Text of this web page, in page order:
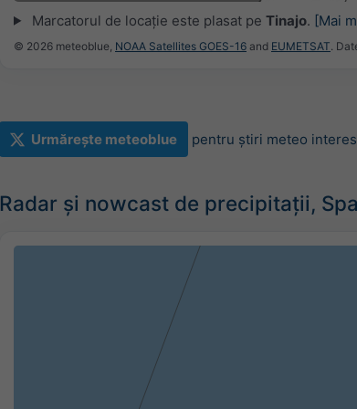
Marcatorul de locație este plasat pe Tinajo. [Mai
© 2026 meteoblue, NOAA Satellites GOES-16 and EUMETSAT.
Urmărește meteoblue pentru știri meteo
Radar și nowcast de precipitații,